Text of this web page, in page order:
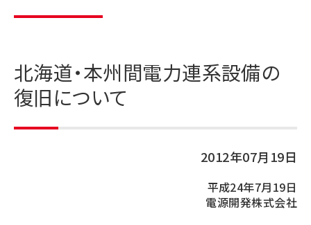
北海道・本州間電力連系設備の
復旧について
2012年07月19日
平成24年7月19日
電源開発株式会社